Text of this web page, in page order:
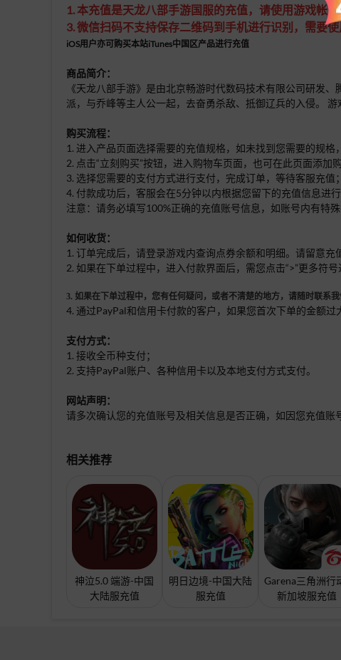
1. 本充值是天龙八部手游国服的充值， 请使用游戏帐
3. 微信扫码不支持保存二维码到手机进行识别，需要使
iOS用户亦可购买本站iTunes中国区产品进行充值
商品简介：
《天龙八部手游》是由北京畅游时代数码技术有限公司研发
派，与乔峰等主人公一起，去奋勇杀敌、抵御辽兵的入侵。
购买流程：
1. 进入产品页面选择需要的充值规格，如未找到您需要的规格
2. 点击“立刻购买”按钮，进入购物车页面，也可在此页面添加
3. 选择您需要的支付方式进行支付，完成订单，等待客服充值；
4. 付款成功后，客服会在5分钟以内根据您留下的充值信息进
注意：请务必填写100%正确的充值账号信息，如账号内有特
如何收货：
1. 订单完成后，请登录游戏内查询点券余额和明细。请留意充
2. 如果在下单过程中，进入付款界面后，需您点击“>”更多符号
3. 如果在下单过程中，您有任何疑问，或者不清楚的地方，请随时联系
4. 通过PayPal和信用卡付款的客户，如果您首次下单的金额
支付方式：
1. 接收全币种支付；
2. 支持PayPal账户、各种信用卡以及本地支付方式支付。
网站声明：
请多次确认您的充值账号及相关信息是否正确，如因您充值账
相关推荐
神泣5.0 端游-中国
大陆服充值
明日边境-中国大陆
服充值
Garena三角洲行
新加坡服充值